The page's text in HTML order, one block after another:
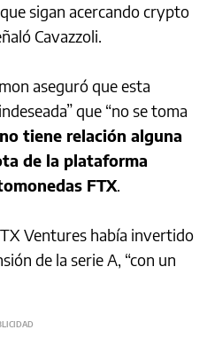
que sigan acercando crypto
Cavazzoli.
aseguró que esta
que “no se toma
no tiene relación alguna
de la plataforma
FTX.
Ventures había invertido
de la serie A, “con un